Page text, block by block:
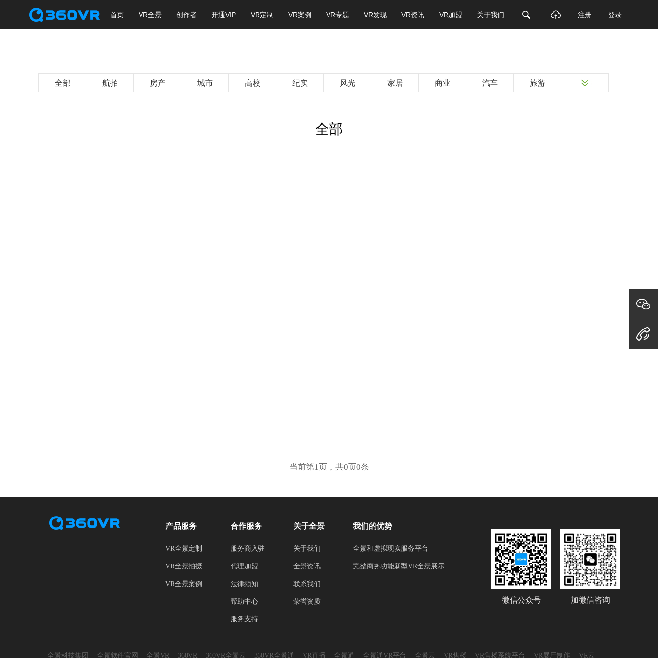
首页 VR全景 创作者 开通VIP VR定制 VR案例 VR专题 VR发现 VR资讯 VR加盟 关于我们 注册 登录
全部 航拍 房产 城市 高校 纪实 风光 家居 商业 汽车 旅游
全部
当前第1页，共0页0条
产品服务
VR全景定制
VR全景拍摄
VR全景案例
合作服务
服务商入驻
代理加盟
法律须知
帮助中心
服务支持
关于全景
关于我们
全景资讯
联系我们
荣誉资质
我们的优势
全景和虚拟现实服务平台
完整商务功能新型VR全景展示
微信公众号 加微信咨询
全景科技集团 全景软件官网 全景VR 360VR 360VR全景云 360VR全景通 VR直播 全景通 全景通VR平台 全景云 VR售楼 VR售楼系统平台 VR展厅制作 VR云